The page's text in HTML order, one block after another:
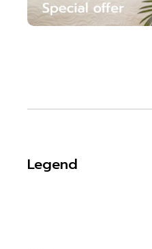
Legend